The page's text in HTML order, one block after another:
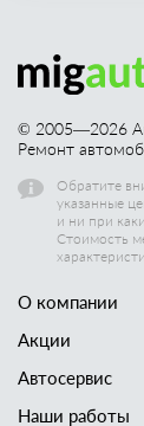
© 2005—2026
Ремонт
Обратите
указанные
и ни при
Стоимость
О компании
Акции
Автосервис
Наши работы